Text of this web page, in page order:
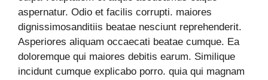
aspernatur. Odio et facilis corrupti. maiores
dignissimosanditiis beatae nesciunt reprehenderit.
Asperiores aliquam occaecati beatae cumque. Ea
doloremque qui maiores debitis earum. Similique
incidunt cumque explicabo porro. quia qui magnam